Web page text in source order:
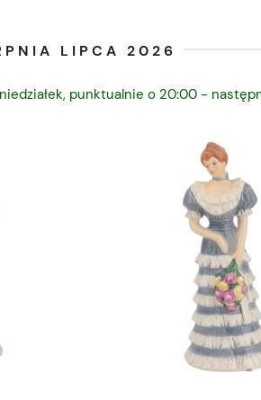
LIPCA 2026
punktualnie o 20:00 -